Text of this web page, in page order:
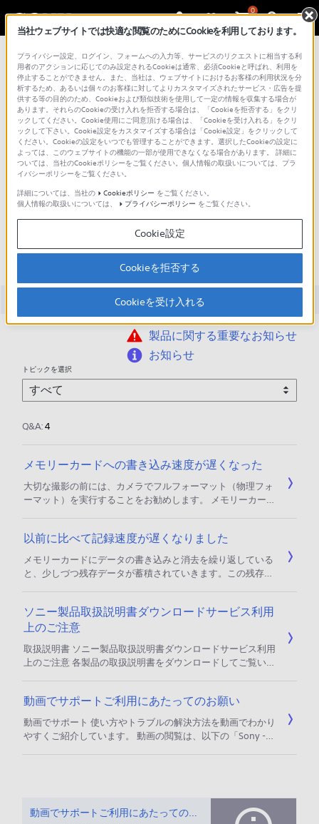
0
総合サポート・お問い合わせ Cfexpress メモリーカード
CEB-G240T
ダウンロード 取扱説明書
製品に関する重要なお知らせ
お知らせ
トピックを選択
Q&A:4
メモリーカードへの書き込み速度が遅くなった
大切な撮影の前には、カメラでフルフォーマット（物理フォ
ーマット）を実行することをお勧めします。 メモリーカード
作業がデータ書き込み時にカードの中で行われる影響で、書
き込み速度が遅くなる場合があります。連写が遅くなった
り、録画エラーが発生したという場合は、残存データが影響
している可能性が考えられます。 フルフォー
以前に比べて記録速度が遅くなりました
メモリーカードにデータの書き込みと消去を繰り返している
と、少しづつ残存データが蓄積されていきます。この残存デ
が遅くなったり録画エラーが発生したという場合は残存デー
タが影響している可能性が考えられます。 フルフォーマット
るので、この症状を解消することができます。
ソニー製品取扱説明書ダウンロードサービス利用
上のご注意
取扱説明書 ソニー製品取扱説明書ダウンロードサービス利用
上のご注意 各製品の取扱説明書をダウンロードしてご覧いた
網羅するものではありません。 取扱説明書等の内容は、製品
の仕様変更などで予告なく変更される場合があります。その
ため、本サービスにおいて提供される取扱説明書の内容は、
お客様がご購入になられた製品や現時
動画でサポートご利用にあたってのお願い
動画でサポート 使い方やトラブルの解決方法を動画でわかり
やすくご紹介しています。 動画の閲覧は、以下の「Sony -
動画でサポートご利用にあたってのお願い
当社ウェブサイトでは快適な閲覧のためにCookieを利用しております。
プライバシー設定、ログイン、フォームへの入力等、サービスのリクエストに相当する利
用者のアクションに応じてのみ設定されるCookieは通常、必須Cookieと呼ばれ、利用を
停止することができません。また、当社は、ウェブサイトにおけるお客様の利用状況を分
析するため、あるいは個々のお客様に対してよりカスタマイズされたサービス・広告を提
供する等の目的のため、Cookieおよび類似技術を使用して一定の情報を収集する場合が
あります。それらのCookieの受け入れを拒否する場合は、「Cookieを拒否する」をクリ
ックしてください。Cookie使用にご同意頂ける場合は、「Cookieを受け入れる」をクリ
ックして下さい。Cookie設定をカスタマイズする場合は「Cookie設定」をクリックして
ください。Cookieの設定をいつでも管理することができます。選択したCookieの設定に
よっては、このウェブサイトの機能の一部が使用できなくなる場合があります。 詳細に
ついては、当社のCookieポリシーをご覧ください。個人情報の取扱いについては、プラ
イバシーポリシーをご覧ください。
詳細については、当社の
Cookieポリシー をご覧ください。
個人情報の取扱いについては、
プライバシーポリシー をご覧ください。
Cookie設定
Cookieを拒否する
Cookieを受け入れる